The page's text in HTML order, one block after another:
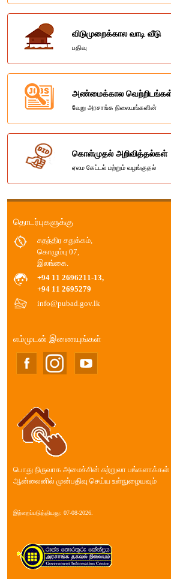
விடுமுறைக்கால வாடி வீடு
பதிவு
அண்மைக்கால
வேறு அரசாங்க நிலையங்களின்
கொள்முதல் அறிவித்தல்கள்
ஏலம கேட்டல் மற்றும் வழங்குதல்
தொடர்புகளுக்கு
சுதந்திர சதுக்கம்,
கொழும்பு 07,
இலங்கை.
+94 11 2696211-13,
+94 11 2695279
info@pubad.gov.lk
எம்முடன் இணையுங்கள்
பொது நிருவாக அமைச்சின் சுற்றுலா பங்களாக்கள்
ஆன்லைனில் முன்பதிவு செய்ய உள்நுழையவும்
இற்றைப்படுத்தியது: 07-08-2026.